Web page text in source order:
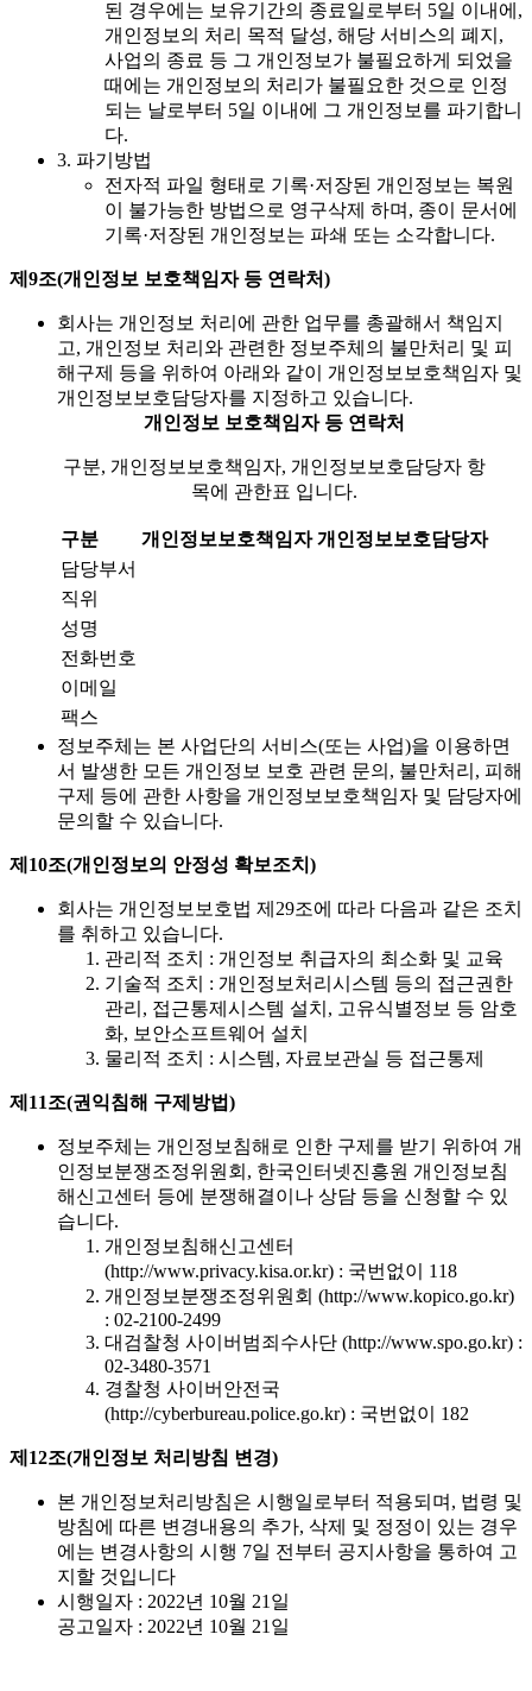
된 경우에는 보유기간의 종료일로부터 5일 이내에,
개인정보의 처리 목적 달성, 해당 서비스의 폐지,
사업의 종료 등 그 개인정보가 불필요하게 되었을
때에는 개인정보의 처리가 불필요한 것으로 인정
되는 날로부터 5일 이내에 그 개인정보를 파기합니
다.
3. 파기방법
전자적 파일 형태로 기록·저장된 개인정보는 복원
이 불가능한 방법으로 영구삭제 하며, 종이 문서에
기록·저장된 개인정보는 파쇄 또는 소각합니다.
제9조(개인정보 보호책임자 등 연락처)
회사는 개인정보 처리에 관한 업무를 총괄해서 책임지
고, 개인정보 처리와 관련한 정보주체의 불만처리 및 피
해구제 등을 위하여 아래와 같이 개인정보보호책임자 및
개인정보보호담당자를 지정하고 있습니다.
개인정보 보호책임자 등 연락처
구분, 개인정보보호책임자, 개인정보보호담당자 항
목에 관한표 입니다.
구분 개인정보보호책임자 개인정보보호담당자
담당부서
직위
성명
전화번호
이메일
팩스
정보주체는 본 사업단의 서비스(또는 사업)을 이용하면
서 발생한 모든 개인정보 보호 관련 문의, 불만처리, 피해
구제 등에 관한 사항을 개인정보보호책임자 및 담당자에
문의할 수 있습니다.
제10조(개인정보의 안정성 확보조치)
회사는 개인정보보호법 제29조에 따라 다음과 같은 조치
를 취하고 있습니다.
관리적 조치 : 개인정보 취급자의 최소화 및 교육
기술적 조치 : 개인정보처리시스템 등의 접근권한
관리, 접근통제시스템 설치, 고유식별정보 등 암호
화, 보안소프트웨어 설치
물리적 조치 : 시스템, 자료보관실 등 접근통제
제11조(권익침해 구제방법)
정보주체는 개인정보침해로 인한 구제를 받기 위하여 개
인정보분쟁조정위원회, 한국인터넷진흥원 개인정보침
해신고센터 등에 분쟁해결이나 상담 등을 신청할 수 있
습니다.
개인정보침해신고센터
(http://www.privacy.kisa.or.kr) : 국번없이 118
개인정보분쟁조정위원회 (http://www.kopico.go.kr)
: 02-2100-2499
대검찰청 사이버범죄수사단 (http://www.spo.go.kr) :
02-3480-3571
경찰청 사이버안전국
(http://cyberbureau.police.go.kr) : 국번없이 182
제12조(개인정보 처리방침 변경)
본 개인정보처리방침은 시행일로부터 적용되며, 법령 및
방침에 따른 변경내용의 추가, 삭제 및 정정이 있는 경우
에는 변경사항의 시행 7일 전부터 공지사항을 통하여 고
지할 것입니다
시행일자 : 2022년 10월 21일
공고일자 : 2022년 10월 21일